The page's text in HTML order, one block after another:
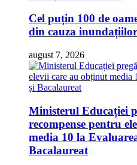
Cel puțin 100 de
din cauza
august 7, 2026
Ministerul Educației
recompense pentru
media 10 la
Bacalaureat